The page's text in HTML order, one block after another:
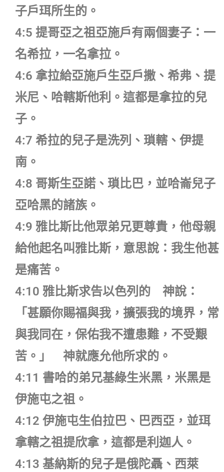
子戶珥所生的。
4:5 提哥亞之祖亞施戶有兩個妻子：一
名希拉，一名拿拉。
4:6 拿拉給亞施戶生亞戶撒、希弗、提
米尼、哈轄斯他利。這都是拿拉的兒
子。
4:7 希拉的兒子是洗列、瑣轄、伊提
南。
4:8 哥斯生亞諾、瑣比巴，並哈崙兒子
亞哈黑的諸族。
4:9 雅比斯比他眾弟兄更尊貴，他母親
給他起名叫雅比斯，意思說：我生他甚
是痛苦。
4:10 雅比斯求告以色列的 神說：
「甚願你賜福與我，擴張我的境界，常
與我同在，保佑我不遭患難，不受艱
苦。」 神就應允他所求的。
4:11 書哈的弟兄基綠生米黑，米黑是
伊施屯之祖。
4:12 伊施屯生伯拉巴、巴西亞，並珥
拿轄之祖提欣拿，這都是利迦人。
4:13 基納斯的兒子是俄陀聶、西萊